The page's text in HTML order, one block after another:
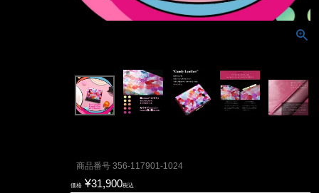
商品番号 356-117901-1024
価格 ¥31,900税込